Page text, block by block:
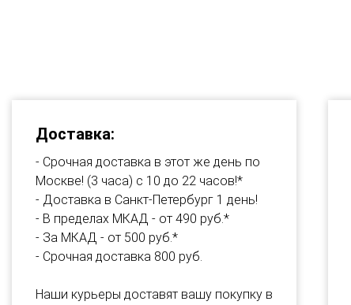
Доставка:
- Срочная доставка в этот же день по
Москве! (3 часа) с 10 до 22 часов!*
- Доставка в Санкт-Петербург 1 день!
- В пределах МКАД - от 490 руб.*
- За МКАД - от 500 руб.*
- Срочная доставка 800 руб.
Наши курьеры доставят вашу покупку в